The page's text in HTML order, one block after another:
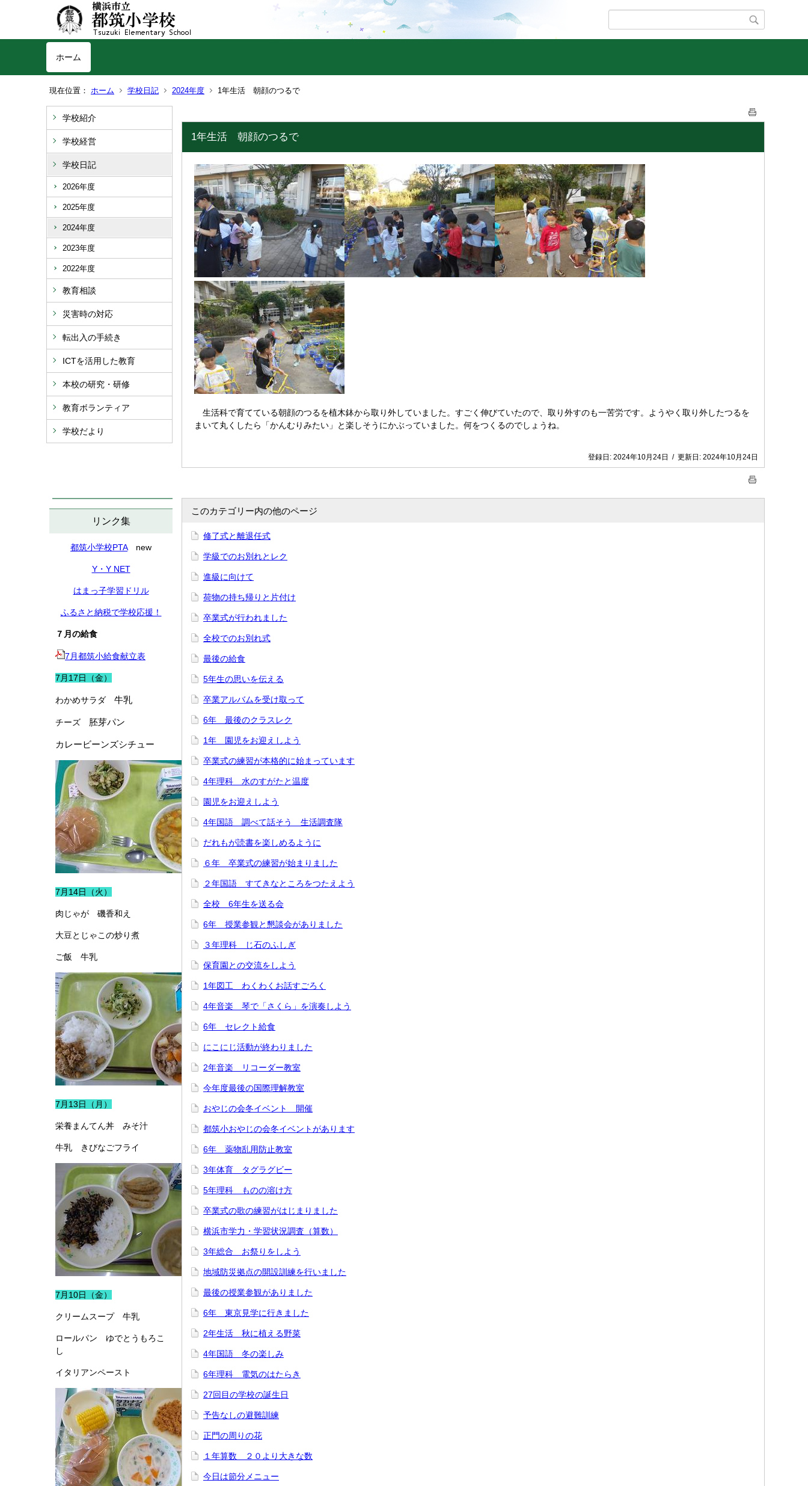
ホーム
現在位置： ホーム 学校日記 2024年度 1年生活 朝顔のつるで
学校紹介
学校経営
学校日記
2026年度
2025年度
2024年度
2023年度
2022年度
教育相談
災害時の対応
転出入の手続き
ICTを活用した教育
本校の研究・研修
教育ボランティア
学校だより
リンク集
都筑小学校PTAnew
Y・Y NET
はまっ子学習ドリル
ふるさと納税で学校応援！
７月の給食
7月都筑小給食献立表
7月17日（金）
わかめサラダ 牛乳
チーズ 胚芽パン
カレービーンズシチュー
7月14日（火）
肉じゃが 磯香和え
大豆とじゃこの炒り煮
ご飯 牛乳
7月13日（月）
栄養まんてん丼 みそ汁
牛乳 きびなごフライ
7月10日（金）
クリームスープ 牛乳
ロールパン ゆでとうもろこ
し
イタリアンペースト
1年生活 朝顔のつるで
生活科で育てている朝顔のつるを植木鉢から取り外していました。すごく伸びていたので、取り外すのも一苦労です。ようやく取り外したつるを
まいて丸くしたら「かんむりみたい」と楽しそうにかぶっていました。何をつくるのでしょうね。
登録日: 2024年10月24日 / 更新日: 2024年10月24日
このカテゴリー内の他のページ
修了式と離退任式
学級でのお別れとレク
進級に向けて
荷物の持ち帰りと片付け
卒業式が行われました
全校でのお別れ式
最後の給食
5年生の思いを伝える
卒業アルバムを受け取って
6年 最後のクラスレク
1年 園児をお迎えしよう
卒業式の練習が本格的に始まっています
4年理科 水のすがたと温度
園児をお迎えしよう
4年国語 調べて話そう 生活調査隊
だれもが読書を楽しめるように
６年 卒業式の練習が始まりました
２年国語 すてきなところをつたえよう
全校 6年生を送る会
6年 授業参観と懇談会がありました
３年理科 じ石のふしぎ
保育園との交流をしよう
1年図工 わくわくお話すごろく
4年音楽 琴で「さくら」を演奏しよう
6年 セレクト給食
にこにじ活動が終わりました
2年音楽 リコーダー教室
今年度最後の国際理解教室
おやじの会冬イベント 開催
都筑小おやじの会冬イベントがあります
6年 薬物乱用防止教室
3年体育 タグラグビー
5年理科 ものの溶け方
卒業式の歌の練習がはじまりました
横浜市学力・学習状況調査（算数）
3年総合 お祭りをしよう
地域防災拠点の開設訓練を行いました
最後の授業参観がありました
6年 東京見学に行きました
2年生活 秋に植える野菜
4年国語 冬の楽しみ
6年理科 電気のはたらき
27回目の学校の誕生日
予告なしの避難訓練
正門の周りの花
１年算数 ２０より大きな数
今日は節分メニュー